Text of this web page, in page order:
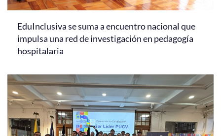
EduInclusiva se suma a encuentro nacional que
impulsa una red de investigación en pedagogía
hospitalaria